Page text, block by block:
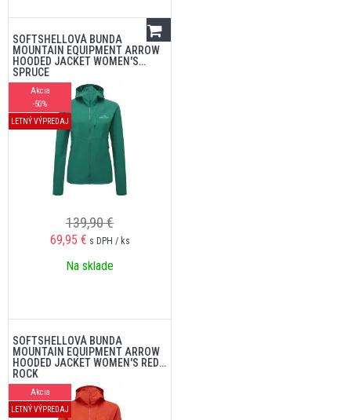
SOFTSHELLOVÁ BUNDA
MOUNTAIN EQUIPMENT ARROW
HOODED JACKET WOMEN'S
SPRUCE
Akcia
-50%
LETNÝ VÝPREDAJ
139,90 €
69,95 € s DPH / ks
Na sklade
SOFTSHELLOVÁ BUNDA
MOUNTAIN EQUIPMENT ARROW
HOODED JACKET WOMEN'S RED
ROCK
Akcia
LETNÝ VÝPREDAJ